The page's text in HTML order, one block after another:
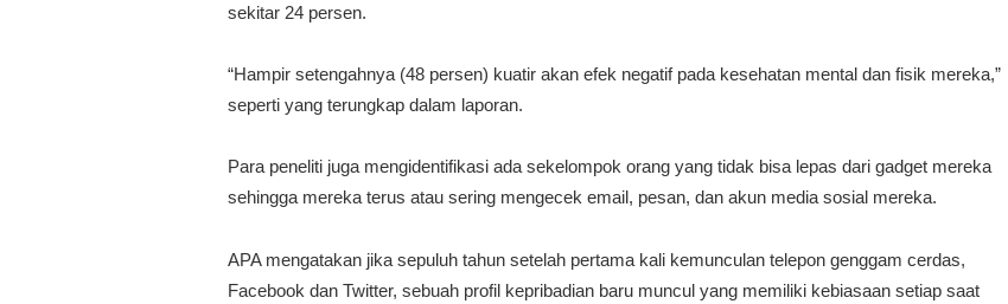
sekitar 24 persen.
“Hampir setengahnya (48 persen) kuatir akan efek negatif pada kesehatan mental dan fisik mereka,”
seperti yang terungkap dalam laporan.
Para peneliti juga mengidentifikasi ada sekelompok orang yang tidak bisa lepas dari gadget mereka
sehingga mereka terus atau sering mengecek email, pesan, dan akun media sosial mereka.
APA mengatakan jika sepuluh tahun setelah pertama kali kemunculan telepon genggam cerdas,
Facebook dan Twitter, sebuah profil kepribadian baru muncul yang memiliki kebiasaan setiap saat